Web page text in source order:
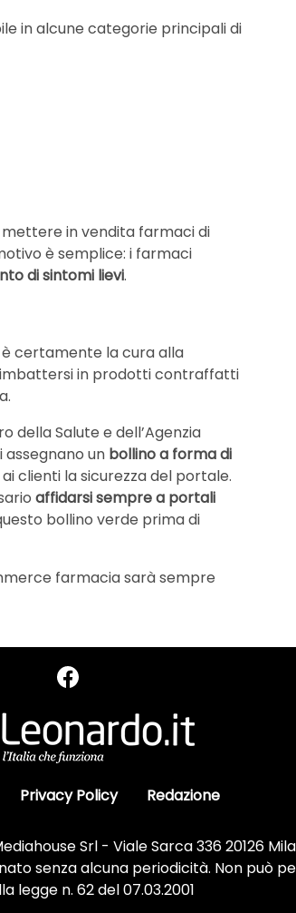
in alcune categorie principali di
mettere in vendita farmaci di
è semplice: i farmaci
di sintomi lievi.
è certamente la cura alla
imbattersi in prodotti contraffatti
della Salute e dell’Agenzia
un bollino a forma di
clienti la sicurezza del portale.
affidarsi sempre a portali
bollino verde prima di
farmacia sarà sempre
Privacy Policy Redazione
Srl - Viale Sarca 336 20126
senza alcuna periodicità. Non può
legge n. 62 del 07.03.2001